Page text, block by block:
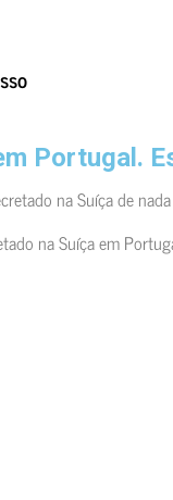
Portugal.
na Suíça de
na Suíça em